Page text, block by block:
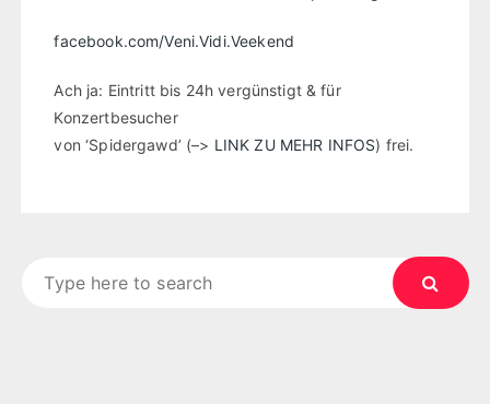
facebook.com/Veni.Vidi.Veekend
Ach ja: Eintritt bis 24h vergünstigt & für
Konzertbesucher
von ‘Spidergawd’ (–> LINK ZU MEHR INFOS) frei.